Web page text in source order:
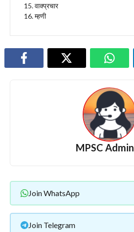
वाक्प्रचार
म्हणी
MPSC Admin
Join WhatsApp
Join Telegram